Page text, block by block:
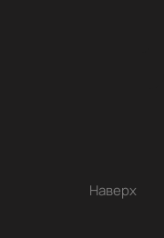
Наверх